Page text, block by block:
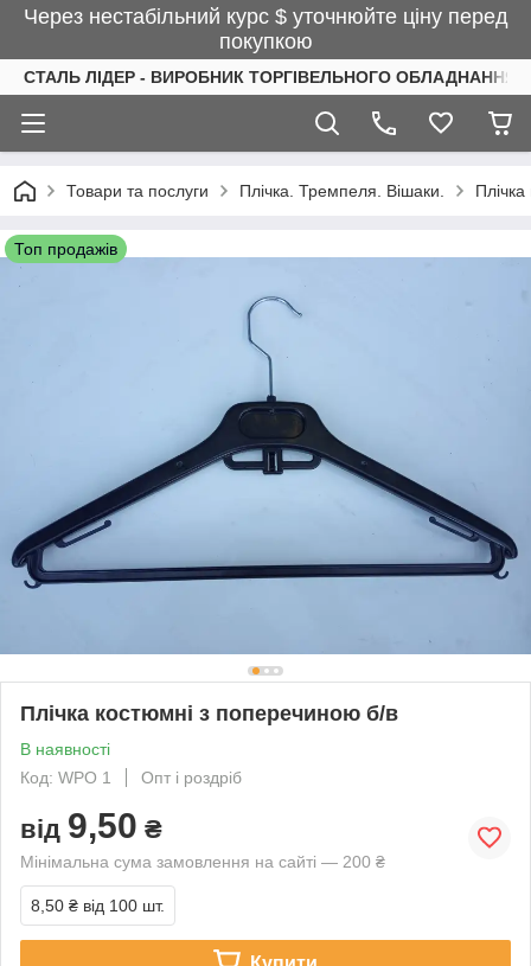
Через нестабільний курс $ уточнюйте ціну перед
покупкою
СТАЛЬ ЛІДЕР - ВИРОБНИК ТОРГІВЕЛЬНОГО ОБЛАДНАННЯ
Товари та послуги Плічка. Тремпеля. Вішаки.
Топ продажів
Плічка костюмні з поперечиною б/в
В наявності
Код: WPO 1
Опт і роздріб
від 9,50 ₴
Мінімальна сума замовлення на сайті — 200 ₴
8,50 ₴ від 100 шт.